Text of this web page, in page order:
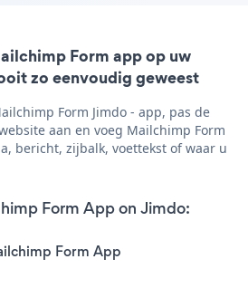
Form app op uw
zo eenvoudig geweest
Form Jimdo - app, pas de
aan en voeg Mailchimp Form
bericht, zijbalk, voettekst of waar u
Form App on Jimdo:
Form App